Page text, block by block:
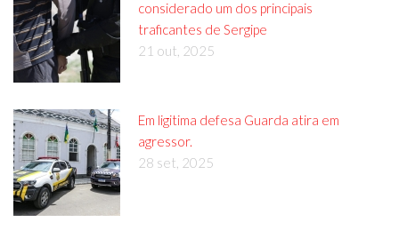
considerado um dos principais
traficantes de Sergipe
21 out, 2025
Em ligitima defesa Guarda atira em
agressor.
28 set, 2025